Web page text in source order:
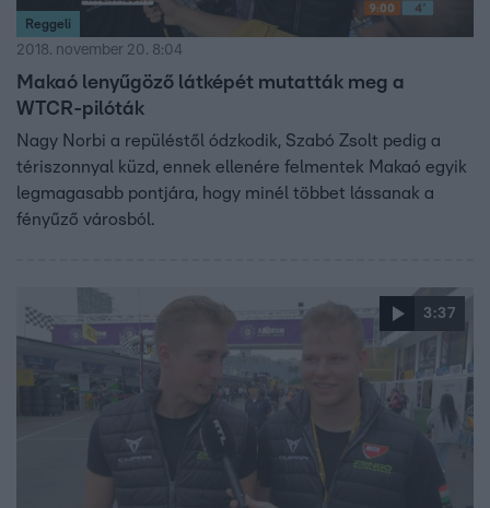
Reggeli
2018. november 20. 8:04
Makaó lenyűgöző látképét mutatták meg a
WTCR-pilóták
Nagy Norbi a repüléstől ódzkodik, Szabó Zsolt pedig a
tériszonnyal küzd, ennek ellenére felmentek Makaó egyik
legmagasabb pontjára, hogy minél többet lássanak a
fényűző városból.
3:37